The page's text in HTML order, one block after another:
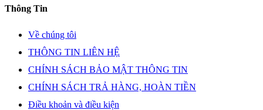
Thông Tin
Về chúng tôi
THÔNG TIN LIÊN HỆ
CHÍNH SÁCH BẢO MẬT THÔNG TIN
CHÍNH SÁCH TRẢ HÀNG, HOÀN TIỀN
Điều khoản và điều kiện